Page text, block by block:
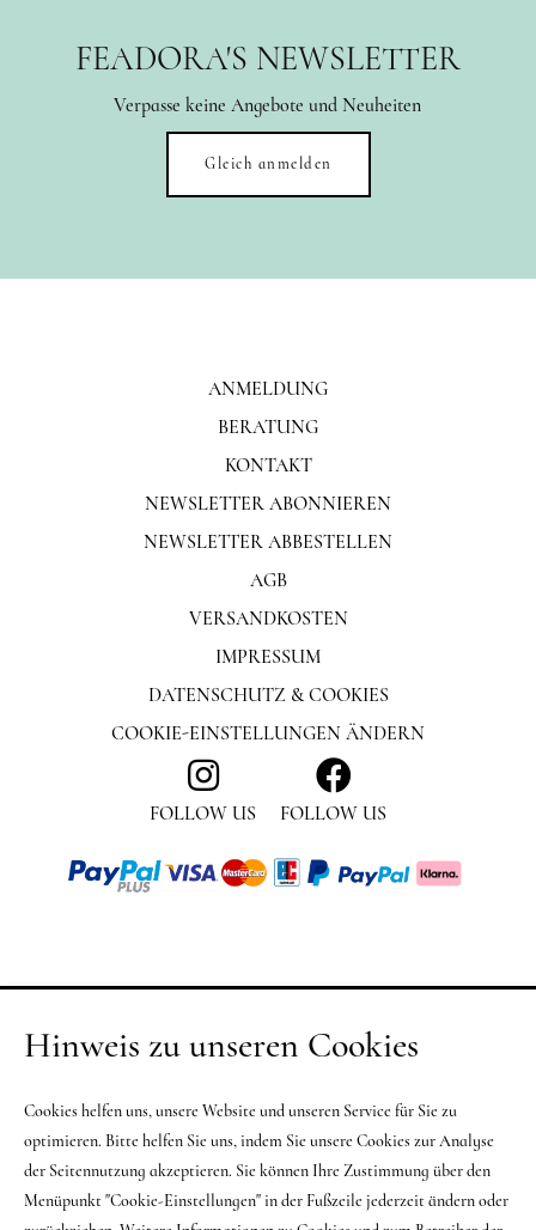
FEADORA'S NEWSLETTER
Verpasse keine Angebote und Neuheiten
Gleich anmelden
ANMELDUNG
BERATUNG
KONTAKT
NEWSLETTER ABONNIEREN
NEWSLETTER ABBESTELLEN
FOLLOW US FOLLOW US
AGB
VERSANDKOSTEN
IMPRESSUM
DATENSCHUTZ & COOKIES
COOKIE-EINSTELLUNGEN ÄNDERN
Hinweis zu unseren Cookies
Cookies helfen uns, unsere Website und unseren Service für Sie zu
optimieren. Bitte helfen Sie uns, indem Sie unsere Cookies zur Analyse
der Seitennutzung akzeptieren. Sie können Ihre Zustimmung über den
Menüpunkt "Cookie-Einstellungen" in der Fußzeile jederzeit ändern oder